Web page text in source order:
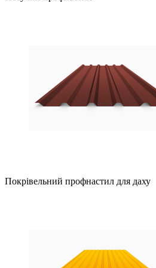
Покрівельний профнастил для даху